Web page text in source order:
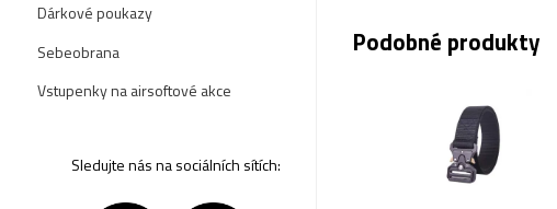
Dárkové poukazy
Sebeobrana
Vstupenky na airsoftové akce
Sledujte nás na sociálních sítích:
Podobné produkty